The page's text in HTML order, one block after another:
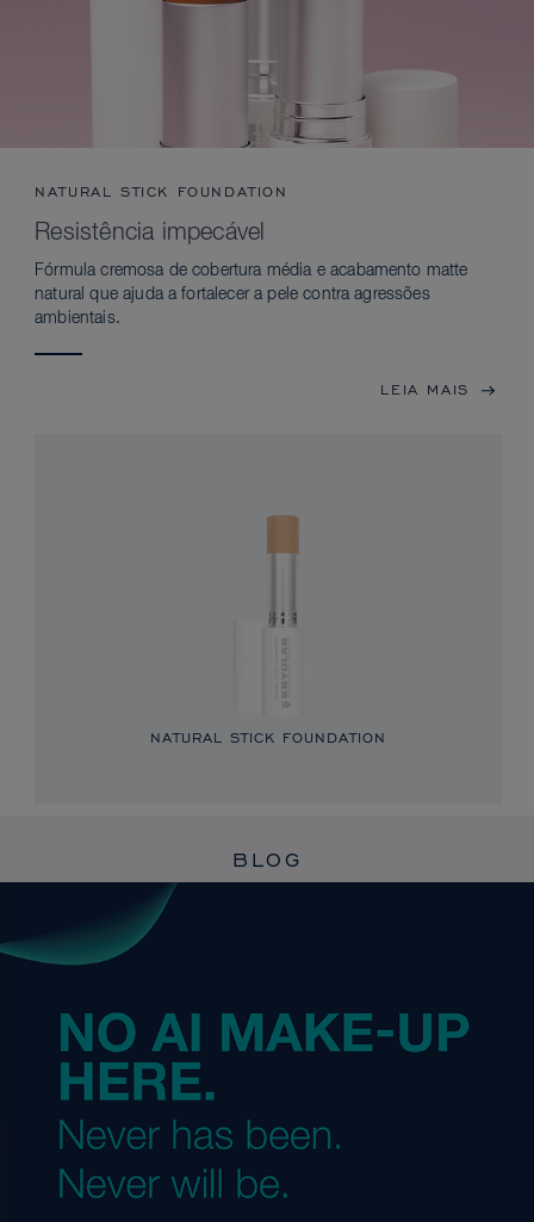
NATURAL STICK FOUNDATION
Resistência impecável
Fórmula cremosa de cobertura média e acabamento matte
natural que ajuda a fortalecer a pele contra agressões
ambientais.
LEIA MAIS
NATURAL STICK FOUNDATION
BLOG